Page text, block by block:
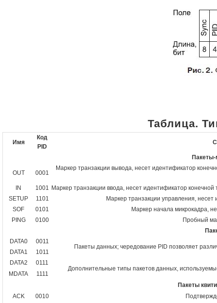
Таблица.
Имя
Код
PID
Пакеты-
OUT 0001
Маркер транзакции вывода, несет идентификатор
IN 1001
Маркер транзакции ввода, несет идентификатор
SETUP
1101
Маркер транзакции управления, несет
SOF
0101
Маркер начала микрокадра,
PING
0100
Пробный
DATA0
0011
Пакеты данных; чередование PID позволяет
DATA1
1011
DATA2
0111
Дополнительные типы пакетов данных,
MDATA
1111
Пакеты
ACK
0010